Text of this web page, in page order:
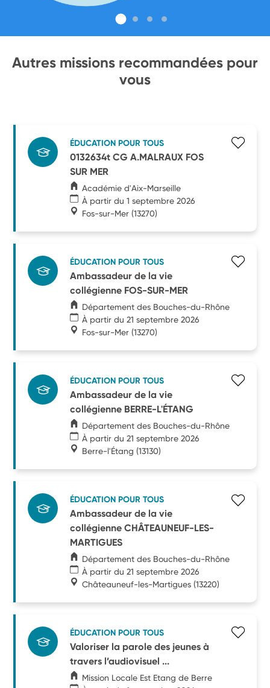
Autres missions recommandées pour
vous
ÉDUCATION POUR TOUS
0132634t CG A.MALRAUX FOS
SUR MER
Académie d'Aix-Marseille
À partir du 1 septembre 2026
Fos-sur-Mer (13270)
ÉDUCATION POUR TOUS
Ambassadeur de la vie
collégienne FOS-SUR-MER
Département des Bouches-du-Rhône
À partir du 21 septembre 2026
Fos-sur-Mer (13270)
ÉDUCATION POUR TOUS
Ambassadeur de la vie
collégienne BERRE-L'ÉTANG
Département des Bouches-du-Rhône
À partir du 21 septembre 2026
Berre-l'Étang (13130)
ÉDUCATION POUR TOUS
Ambassadeur de la vie
collégienne CHÂTEAUNEUF-LES-
MARTIGUES
Département des Bouches-du-Rhône
À partir du 21 septembre 2026
Châteauneuf-les-Martigues (13220)
ÉDUCATION POUR TOUS
Valoriser la parole des jeunes à
travers l’audiovisuel ...
Mission Locale Est Etang de Berre